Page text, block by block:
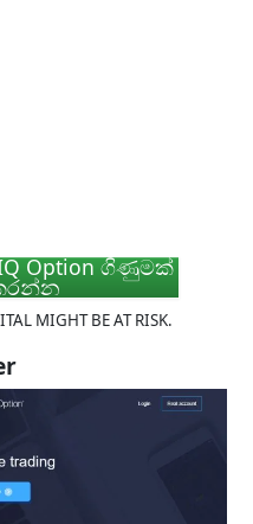
Option ගිණුමක්
MIGHT BE AT RISK.